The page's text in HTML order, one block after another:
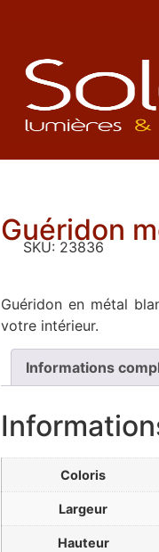
Guéridon
SKU: 23836
Guéridon en métal
votre intérieur.
Informations
Coloris
Largeur
Hauteur